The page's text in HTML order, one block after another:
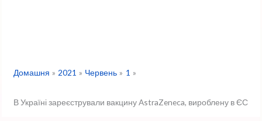
Домашня 2021 Червень 1
В Україні зареєстрували вакцину AstraZeneca, вироблену в ЄС